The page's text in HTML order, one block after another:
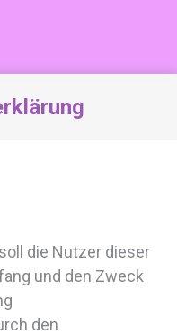
die Nutzer dieser
und den Zweck
den